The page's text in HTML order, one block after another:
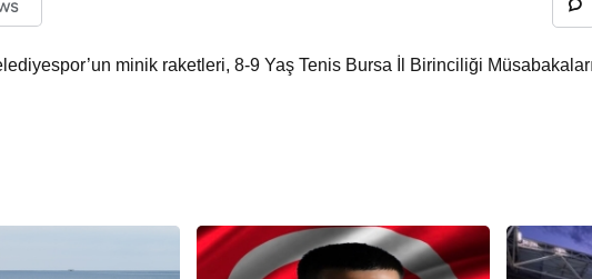
minik raketleri, 8-9 Yaş Tenis Bursa İl Birinciliği